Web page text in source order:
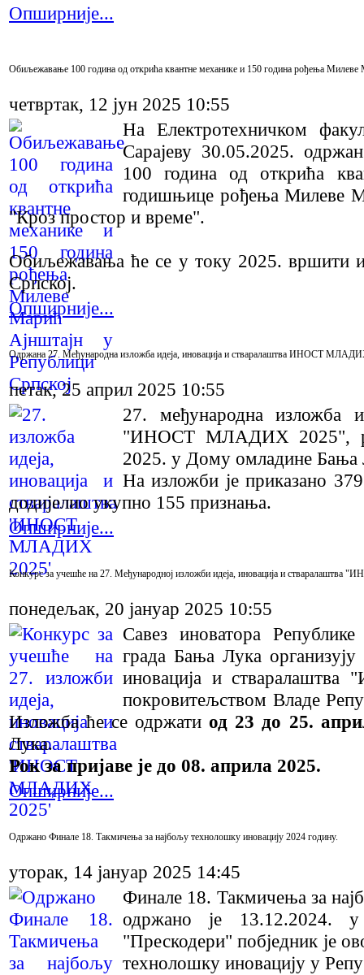
Опширније...
Обиљежавање 100 година од открића квантне механике и 150 година рођења Милеве
четвртак, 12 јун 2025 10:55
На Електротехничком
Сарајеву 30.05.2025.
100 година од открића
годишњице рођења Милеве
"Кроз простор и време".
Обиљежавања ће се у току 2025. вршити
Српској.
Опширније...
Одржана 27. Међународна изложба идеја, иновација и стваралаштва ИНОСТ
петак, 25 април 2025 10:55
27. међународна изложба
"ИНОСТ МЛАДИХ 2025",
2025. у Дому омладине Бања
На изложби је приказано
додијелио укупно 155 признања.
Опширније...
Конкурс за учешће на 27. Међународној изложби идеја, иновација и
понедељак, 20 јануар 2025 10:55
Савез иноватора
града Бања Лука
иновација и
покровитељством Владе
Изложба ће се одржатиод 23 до 25.
Лука.
Рок за пријаве је до 08. априла 2025.
Опширније...
Oдржано Финале 18. Такмичења за најбољу технолошку иновацију 2024 годину.
уторак, 14 јануар 2025 14:45
Финале 18. Такмичења за
одржано је 13.12.2024.
"Прескодери" побједник је
технолошку иновацију у